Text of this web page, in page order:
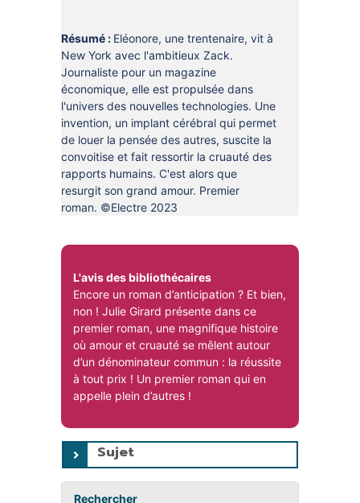
JOUER EN BIBLIOTHÈQUES
MAO - MUSIQUE ASSISTÉE PAR
ORDINATEUR
PORTAGE À DOMICILE
BOÎTES DE RETOUR 24H/24
POUR LES PROS
PROLONGER - RÉSERVER
EN CAS DE RETARD
MON COMPTE LECTEUR
POUR LES PROS
Résumé : Eléonore, une trentenaire, vit à
New York avec l'ambitieux Zack.
Journaliste pour un magazine
économique, elle est propulsée dans
l'univers des nouvelles technologies. Une
invention, un implant cérébral qui permet
de louer la pensée des autres, suscite la
convoitise et fait ressortir la cruauté des
rapports humains. C'est alors que
resurgit son grand amour. Premier
roman. ©Electre 2023
L'avis des bibliothécaires
Encore un roman d’anticipation ? Et bien,
non ! Julie Girard présente dans ce
premier roman, une magnifique histoire
où amour et cruauté se mêlent autour
d’un dénominateur commun : la réussite
à tout prix ! Un premier roman qui en
appelle plein d’autres !
Sujet
Rechercher